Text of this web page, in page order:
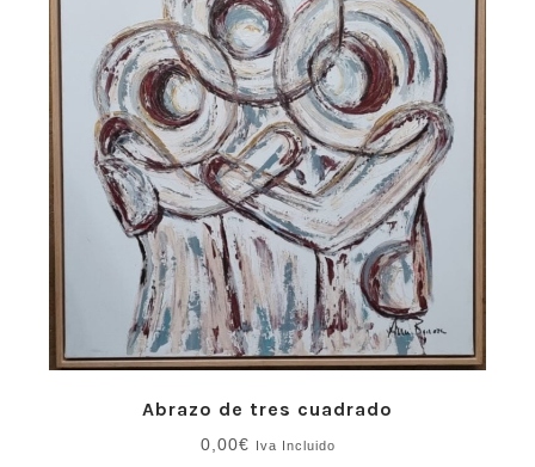
Abrazo de tres cuadrado
0,00€ Iva Incluido